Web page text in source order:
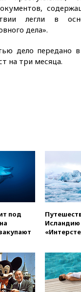
легли в
дела».
дело передано
на три месяца.
под